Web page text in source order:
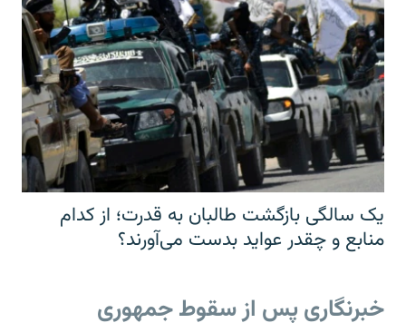
یک سالگی بازگشت طالبان به قدرت؛ از کدام
منابع و چقدر عواید بدست می‌آورند؟
خبرنگاری پس از سقوط جمهوری